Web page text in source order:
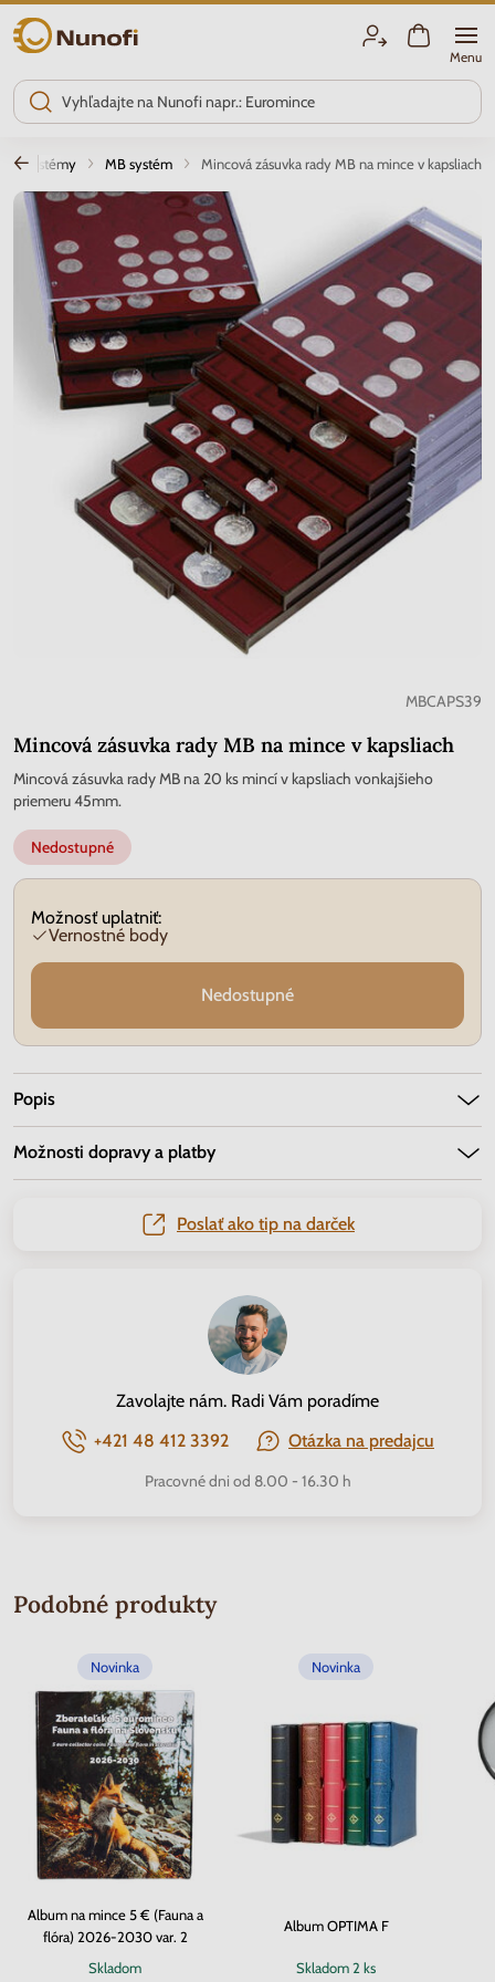
Nunofi.sk
Menu
systémy MB systém Mincová zásuvka rady MB na mince v kapsliach
MBCAPS39
Mincová zásuvka rady MB na mince v kapsliach
Mincová zásuvka rady MB na 20 ks mincí v kapsliach vonkajšieho
priemeru 45mm.
Nedostupné
Možnosť uplatniť:
Vernostné body
Nedostupné
Popis
Možnosti dopravy a platby
Poslať ako tip na darček
Zavolajte nám. Radi Vám poradíme
+421 48 412 3392
Otázka na predajcu
Pracovné dni od 8.00 - 16.30 h
Podobné produkty
Novinka
Album na mince 5 € (Fauna a
flóra) 2026-2030 var. 2
Skladom
Novinka
Album OPTIMA F
Skladom2 ks